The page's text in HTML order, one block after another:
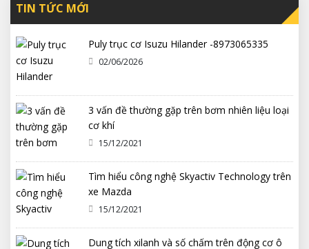
TIN TỨC MỚI
Puly trục cơ Isuzu Hilander -8973065335
02/06/2026
3 vấn đề thường gặp trên bơm nhiên liệu loại
cơ khí
15/12/2021
Tìm hiểu công nghệ Skyactiv Technology trên
xe Mazda
15/12/2021
Dung tích xilanh và số chấm trên động cơ ô